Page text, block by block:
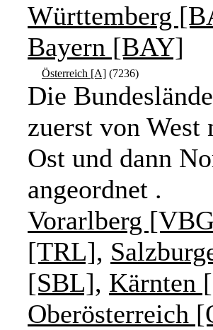
Württemberg
Bayern [BAY]
Österreich [A] (7236)
Die
zuerst von West
Ost und dann
angeordnet .
Vorarlberg
[TRL],
[SBL], Kärnten
Oberösterreich